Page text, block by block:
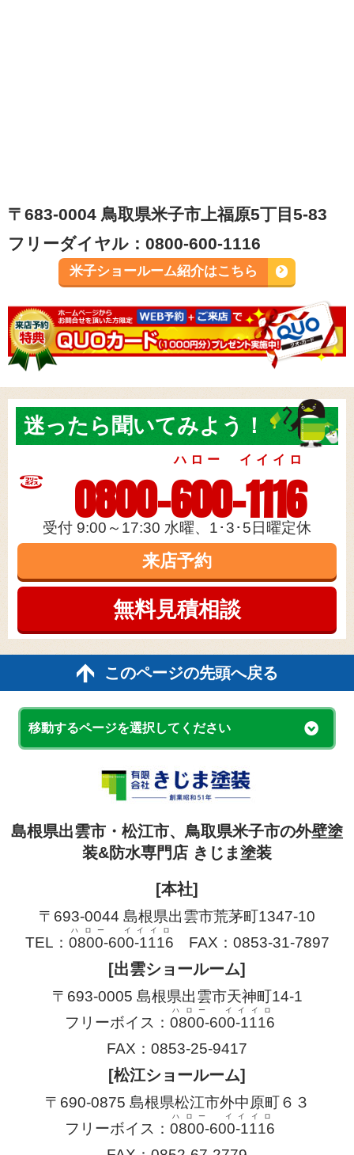
〒683-0004 鳥取県米子市上福原5丁目5-83
フリーダイヤル：0800-600-1116
米子ショールーム紹介はこちら
迷ったら 聞いてみよう！
0800-600-1116
ハロー イイイロ
受付 9:00～17:30 水曜、1･3･5日曜定休
来店予約
無料見積相談
このページの先頭へ戻る
移動するページを選択してください
島根県出雲市・松江市、鳥取県米子市の外壁塗
装&防水専門店 きじま塗装
[本社]
〒693-0044 島根県出雲市荒茅町1347-10
TEL： 0800-600-1116
ハロー イイイロ
FAX：0853-31-7897
[出雲ショールーム]
〒693-0005 島根県出雲市天神町14-1
フリーボイス： 0800-600-1116
ハロー イイイロ
FAX：0853-25-9417
[松江ショールーム]
〒690-0875 島根県松江市外中原町６３
フリーボイス： 0800-600-1116
ハロー イイイロ